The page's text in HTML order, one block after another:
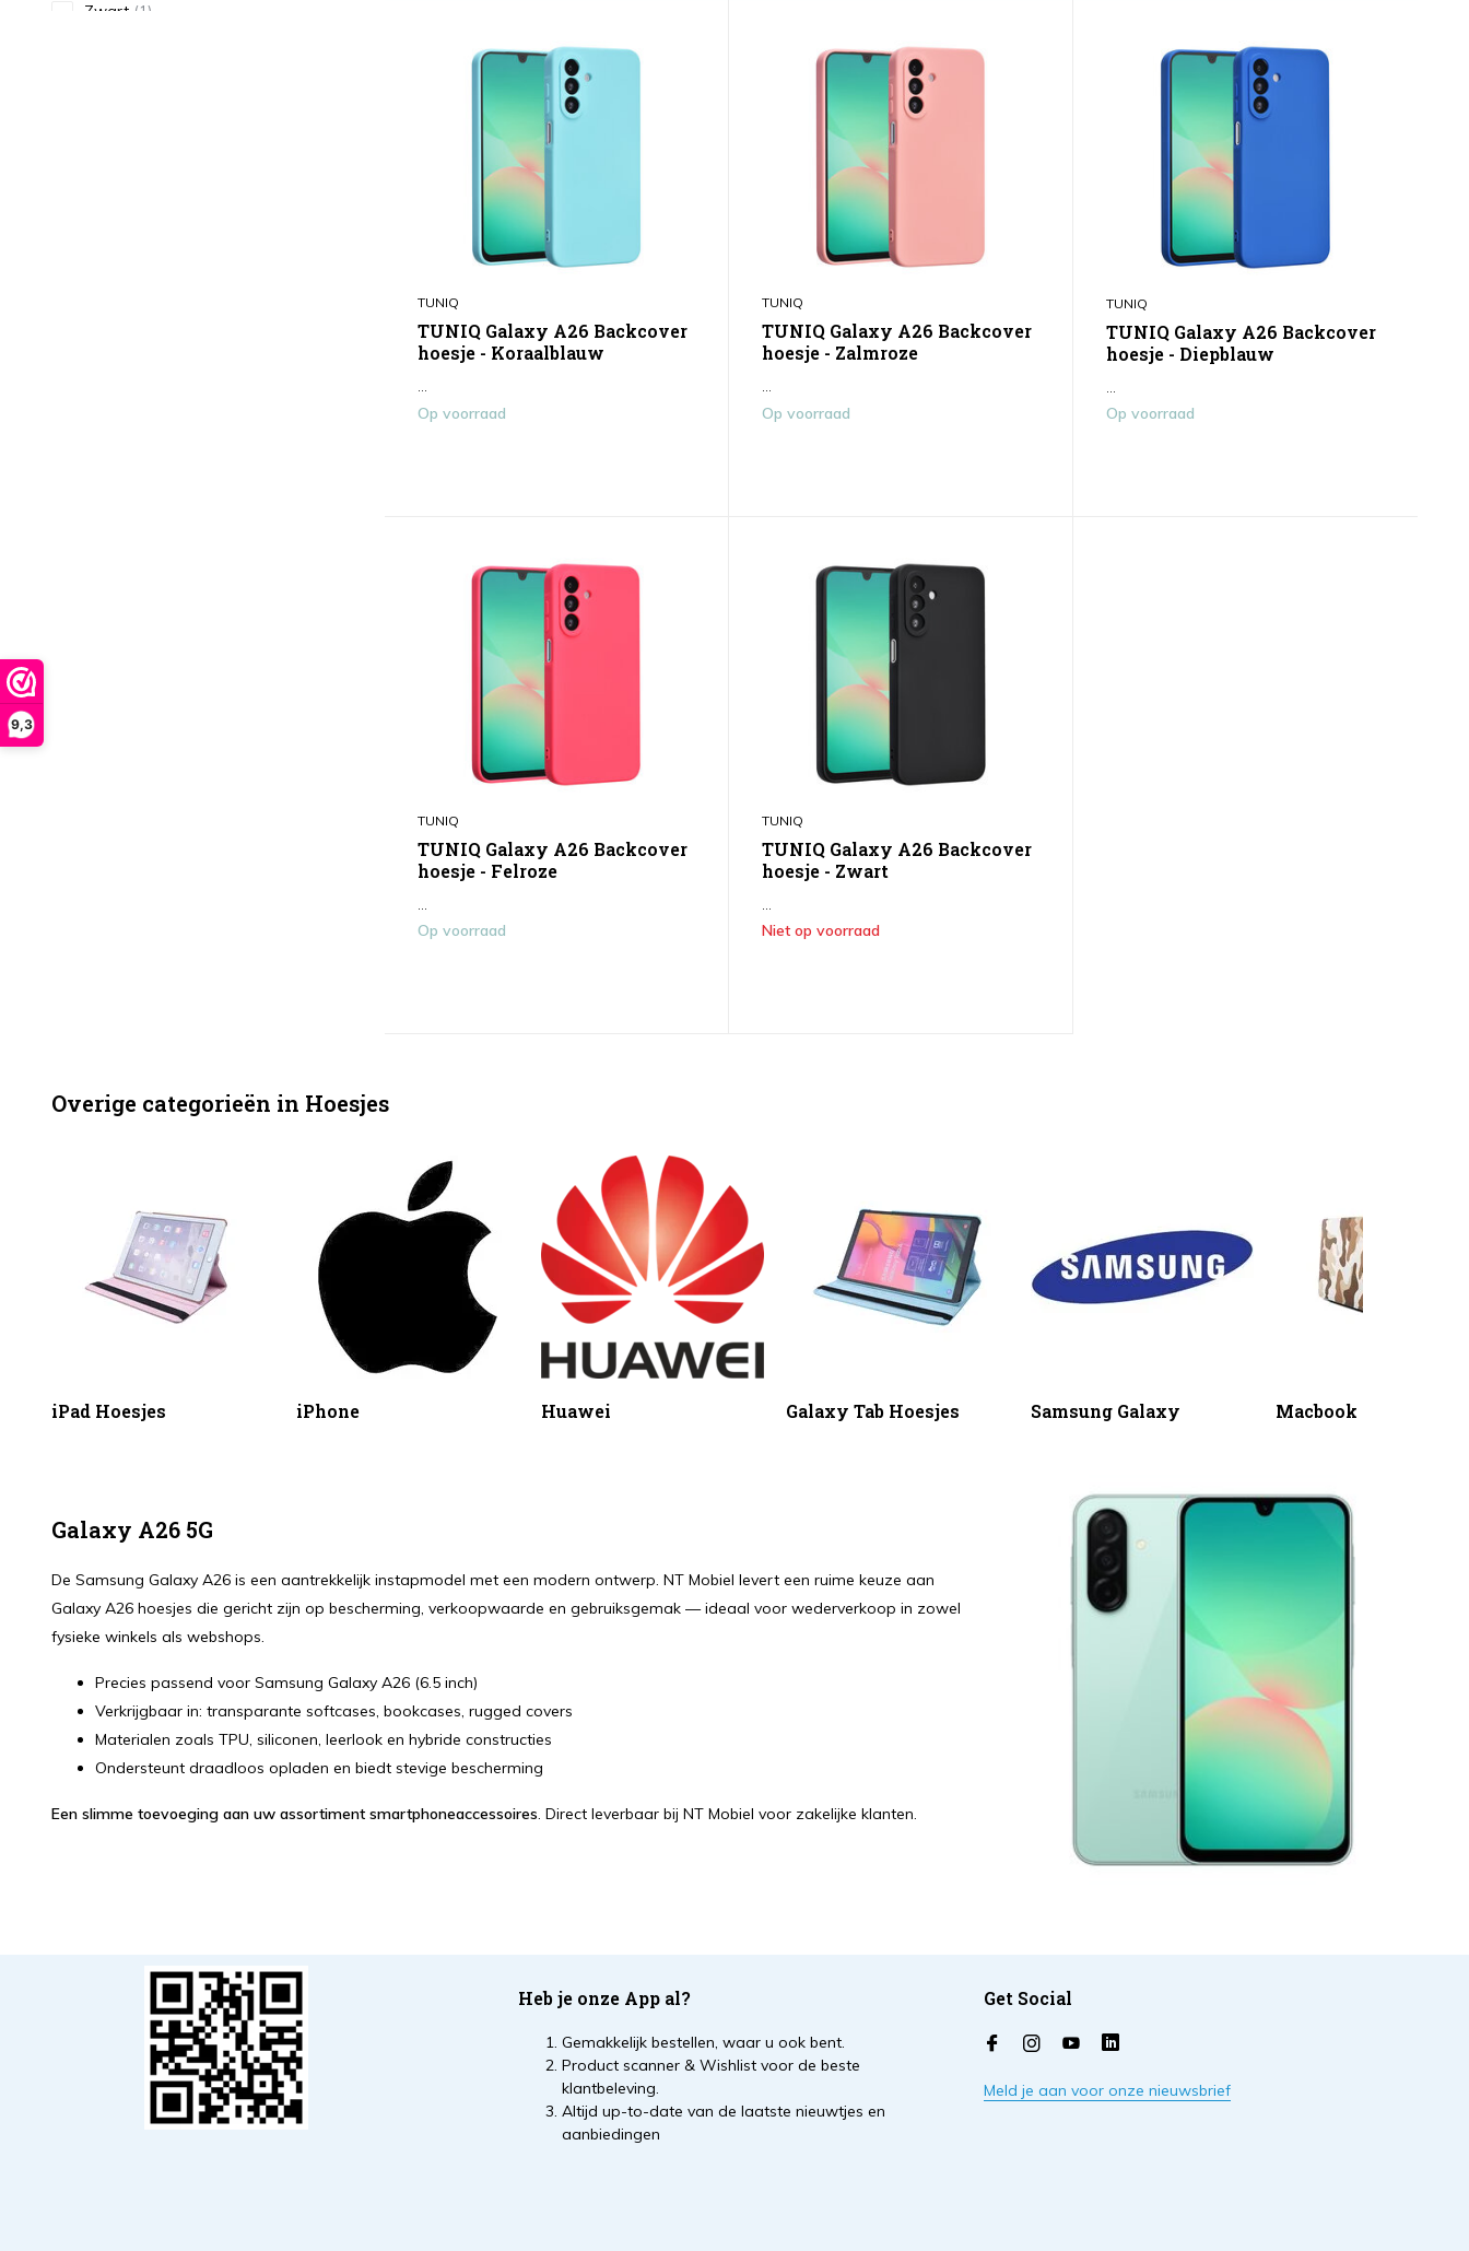
9,3
Zwart (1)
TUNIQ
TUNIQ Galaxy A26 Backcover
hoesje - Koraalblauw
...
Op voorraad
TUNIQ
TUNIQ Galaxy A26 Backcover
hoesje - Zalmroze
...
Op voorraad
TUNIQ
TUNIQ Galaxy A26 Backcover
hoesje - Diepblauw
...
Op voorraad
TUNIQ
TUNIQ Galaxy A26 Backcover
hoesje - Felroze
Op voorraad
TUNIQ
TUNIQ Galaxy A26 Backcover
hoesje - Zwart
Niet op voorraad
Overige categorieën in Hoesjes
iPad Hoesjes iPhone Huawei Galaxy Tab Hoesjes Samsung Galaxy Macbook
Galaxy A26 5G
De Samsung Galaxy A26 is een aantrekkelijk instapmodel met een modern ontwerp. NT Mobiel levert een ruime keuze aan
Galaxy A26 hoesjes die gericht zijn op bescherming, verkoopwaarde en gebruiksgemak — ideaal voor wederverkoop in zowel
fysieke winkels als webshops.
Precies passend voor Samsung Galaxy A26 (6.5 inch)
Verkrijgbaar in: transparante softcases, bookcases, rugged covers
Materialen zoals TPU, siliconen, leerlook en hybride constructies
Ondersteunt draadloos opladen en biedt stevige bescherming
Een slimme toevoeging aan uw assortiment smartphoneaccessoires. Direct leverbaar bij NT Mobiel voor zakelijke klanten.
Heb je onze App al?
Gemakkelijk bestellen, waar u ook bent.
Product scanner & Wishlist voor de beste
klantbeleving.
Altijd up-to-date van de laatste nieuwtjes en
aanbiedingen
Get Social
Meld je aan voor onze nieuwsbrief